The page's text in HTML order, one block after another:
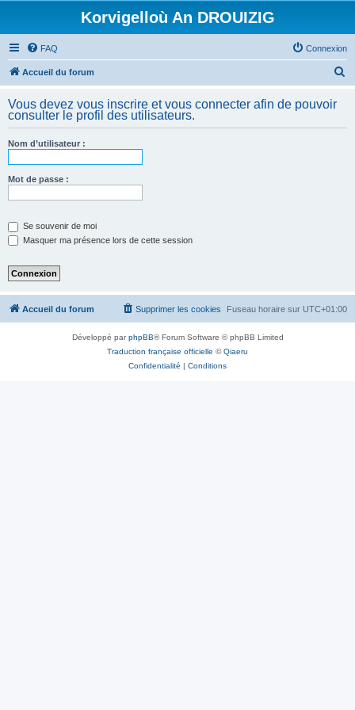
Korvigelloù An DROUIZIG
FAQ Connexion
Accueil du forum
h
Vous devez vous inscrire et vous connecter afin de pouvoir
consulter le profil des utilisateurs.
Nom d’utilisateur :
Mot de passe :
Se souvenir de moi
Masquer ma présence lors de cette session
Accueil du forum Fuseau horaire sur UTC+01:00
Supprimer les cookies
Développé parphpBB® Forum Software © phpBB Limited
Traduction française officielle ©Qiaeru
Confidentialité | Conditions